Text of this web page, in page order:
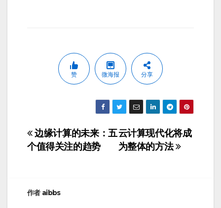
赞 微海报 分享
文
章
航
云计算现代化将成
为整体的方法
边缘计算的未来：五
个值得关注的趋势
作者 aibbs